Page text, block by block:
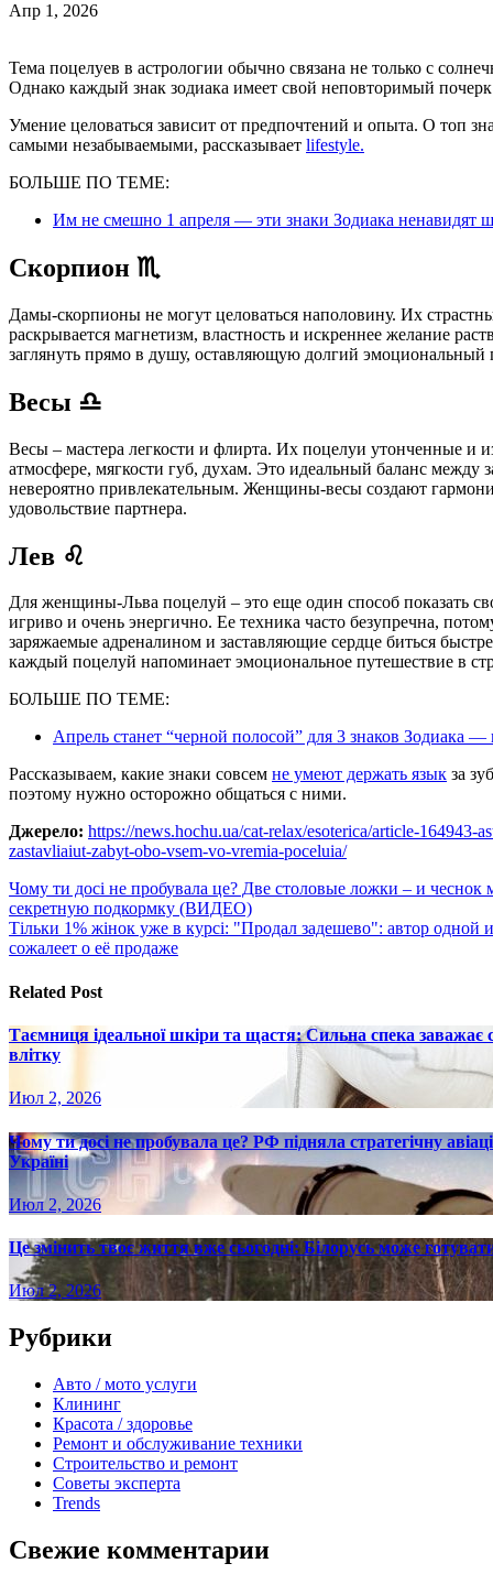
Апр 1, 2026
Тема поцелуев в астрологии обычно связана не только с солнечным знаком, но и с положением Венеры и Марса.
Однако каждый знак зодиака имеет свой неповторимый
Умение целоваться зависит от предпочтений и опыта. О топ
самыми незабываемыми, рассказывает lifestyle.
БОЛЬШЕ ПО ТЕМЕ:
Им не смешно 1 апреля — эти знаки Зодиака ненавидят
Скорпион ♏︎
Дамы-скорпионы не могут целоваться наполовину. Их
раскрывается магнетизм, властность и искреннее желание
заглянуть прямо в душу, оставляющую долгий эмоциональный
Весы ♎︎
Весы – мастера легкости и флирта. Их поцелуи утонченные и
атмосфере, мягкости губ, духам. Это идеальный баланс между
невероятно привлекательным. Женщины-весы создают
удовольствие партнера.
Лев ♌︎
Для женщины-Льва поцелуй – это еще один способ показать
игриво и очень энергично. Ее техника часто безупречна,
заряжаемые адреналином и заставляющие сердце биться
каждый поцелуй напоминает эмоциональное путешествие в
БОЛЬШЕ ПО ТЕМЕ:
Апрель станет “черной полосой” для 3 знаков Зодиака —
Рассказываем, какие знаки совсем не умеют держать язык за
поэтому нужно осторожно общаться с ними.
Джерело: https://news.hochu.ua/cat-relax/esoterica/article-
zastavliaiut-zabyt-obo-vsem-vo-vremia-poceluia/
Навигация
по
записям
Чому ти досі не пробувала це? Две столовые ложки – и
секретную подкормку (ВИДЕО)
Тільки 1% жінок уже в курсі: "Продал задешево": автор
сожалеет о её продаже
Related Post
Таємниця ідеальної шкіри та щастя: Сильна спека
влітку
Июл 2, 2026
Чому ти досі не пробувала це? РФ підняла стратегічну
Україні
Июл 2, 2026
Це змінить твоє життя вже сьогодні: Білорусь може
Июл 2, 2026
Рубрики
Авто / мото услуги
Клининг
Красота / здоровье
Ремонт и обслуживание техники
Строительство и ремонт
Советы эксперта
Trends
Свежие комментарии